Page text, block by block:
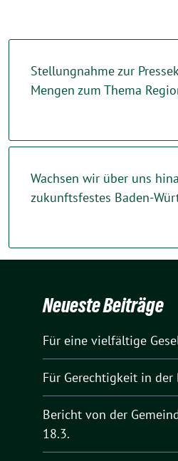
Stellungnahme zur
Mengen zum Thema
Wachsen wir über uns
zukunftsfestes Baden-
Neueste Beiträge
Für eine vielfältige
Für Gerechtigkeit in der
Bericht von der
18.3.